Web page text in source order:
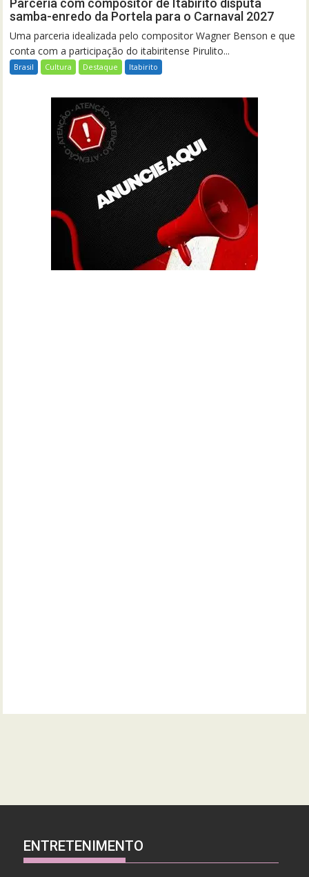
Parceria com compositor de Itabirito disputa
samba-enredo da Portela para o Carnaval 2027
Uma parceria idealizada pelo compositor Wagner Benson e que
conta com a participação do itabiritense Pirulito...
Brasil Cultura Destaque Itabirito
ENTRETENIMENTO